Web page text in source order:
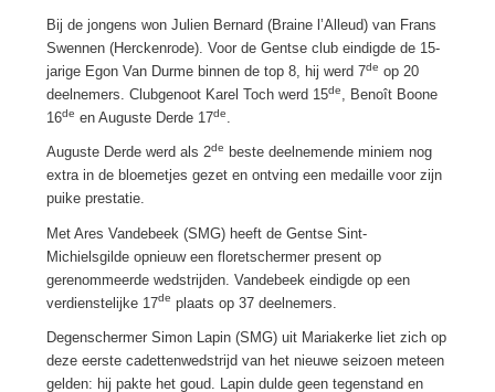
Bij de jongens won Julien Bernard (Braine l’Alleud) van Frans
Swennen (Herckenrode). Voor de Gentse club eindigde de 15-
jarige Egon Van Durme binnen de top 8, hij werd 7de op 20
deelnemers. Clubgenoot Karel Toch werd 15de
, Benoît Boone
16de en Auguste Derde 17de
Auguste Derde werd als 2de
beste deelnemende miniem nog
extra in de bloemetjes gezet en ontving een medaille voor zijn
puike prestatie.
Met Ares Vandebeek (SMG) heeft de Gentse Sint-
Michielsgilde opnieuw een floretschermer present op
gerenommeerde wedstrijden. Vandebeek eindigde op een
verdienstelijke 17de plaats op 37 deelnemers.
Degenschermer Simon Lapin (SMG) uit Mariakerke liet zich op
deze eerste cadettenwedstrijd van het nieuwe seizoen meteen
gelden: hij pakte het goud. Lapin dulde geen tegenstand en